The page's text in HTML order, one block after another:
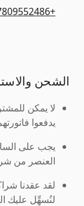
+17809552486
الشحن
لا يمكن
يدفعوا
يجب على
العنصر من
لقد عقدنا
لنُسهِّل عليك